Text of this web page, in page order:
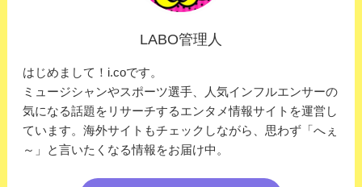
LABO管理人
はじめまして！i.coです。
ミュージシャンやスポーツ選手、人気インフルエンサーの
気になる話題をリサーチするエンタメ情報サイトを運営し
ています。海外サイトもチェックしながら、思わず「へぇ
～」と言いたくなる情報をお届け中。